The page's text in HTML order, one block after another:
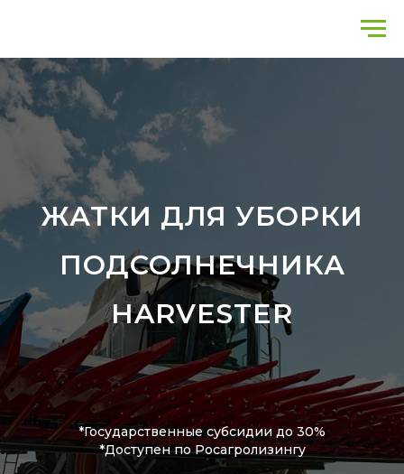
ЖАТКИ ДЛЯ УБОРКИ
ПОДСОЛНЕЧНИКА
HARVESTER
*Государственные субсидии до 30%
*Доступен по Росагролизингу